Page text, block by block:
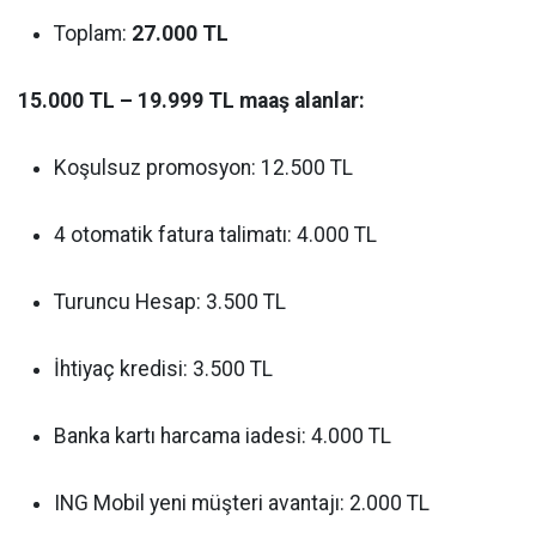
Toplam: 27.000 TL
15.000 TL – 19.999 TL maaş alanlar:
Koşulsuz promosyon: 12.500 TL
4 otomatik fatura talimatı: 4.000 TL
Turuncu Hesap: 3.500 TL
İhtiyaç kredisi: 3.500 TL
Banka kartı harcama iadesi: 4.000 TL
ING Mobil yeni müşteri avantajı: 2.000 TL